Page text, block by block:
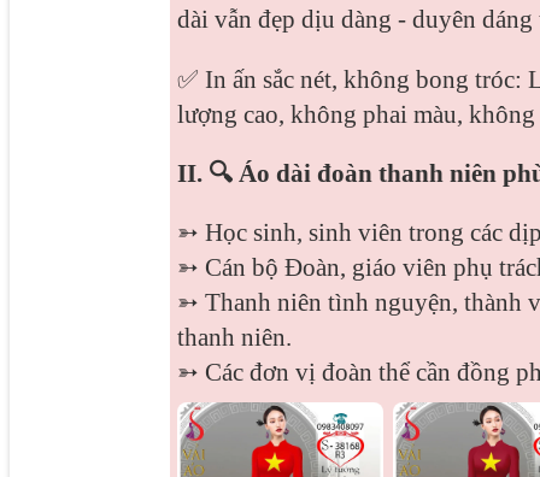
dài vẫn đẹp dịu dàng - duyên
✅ In ấn sắc nét, không bong tróc:
lượng cao, không phai màu, không
II. 🔍 Áo dài đoàn thanh niên
➳ Học sinh, sinh viên trong các
➳ Cán bộ Đoàn, giáo viên phụ
➳ Thanh niên tình nguyện, thành
thanh niên.
➳ Các đơn vị đoàn thể cần đồng